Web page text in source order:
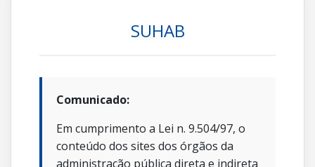
SUHAB
Comunicado:
Em cumprimento a Lei n. 9.504/97, o
conteúdo dos sites dos órgãos da
administração pública direta e indireta